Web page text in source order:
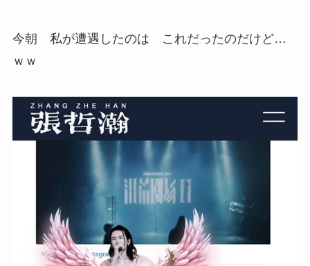
今朝 私が遭遇したのは これだったのだけど…
ｗｗ